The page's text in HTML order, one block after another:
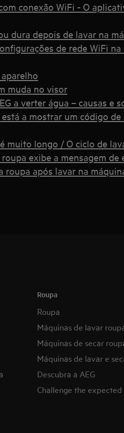
conexão WiFi - O
dura depois de lavar na
de rede WiFi
muda no visor
a verter água – causas e
a mostrar um código
muito longo / O ciclo de
exibe a mensagem de
roupa após lavar na
Roupa
Roupa
Máquinas de lavar
Máquinas de secar
Máquinas de lavar e
Descubra a AEG
Challenge the expected